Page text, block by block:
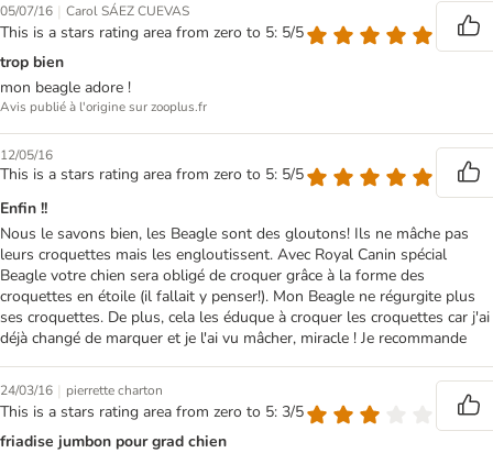
05/07/16 | Carol SÁEZ CUEVAS
This is a stars rating area from zero to 5: 5/5
trop bien
mon beagle adore !
Avis publié à l'origine sur zooplus.fr
12/05/16
This is a stars rating area from zero to 5: 5/5
Enfin !!
Nous le savons bien, les Beagle sont des gloutons! Ils ne mâche pas
leurs croquettes mais les engloutissent. Avec Royal Canin spécial
Beagle votre chien sera obligé de croquer grâce à la forme des
croquettes en étoile (il fallait y penser!). Mon Beagle ne régurgite plus
ses croquettes. De plus, cela les éduque à croquer les croquettes car j'ai
déjà changé de marquer et je l'ai vu mâcher, miracle ! Je recommande
24/03/16 | pierrette charton
This is a stars rating area from zero to 5: 3/5
friadise jumbon pour grad chien